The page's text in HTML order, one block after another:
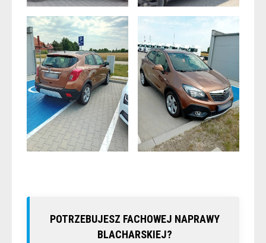
POTRZEBUJESZ FACHOWEJ NAPRAWY
BLACHARSKIEJ?